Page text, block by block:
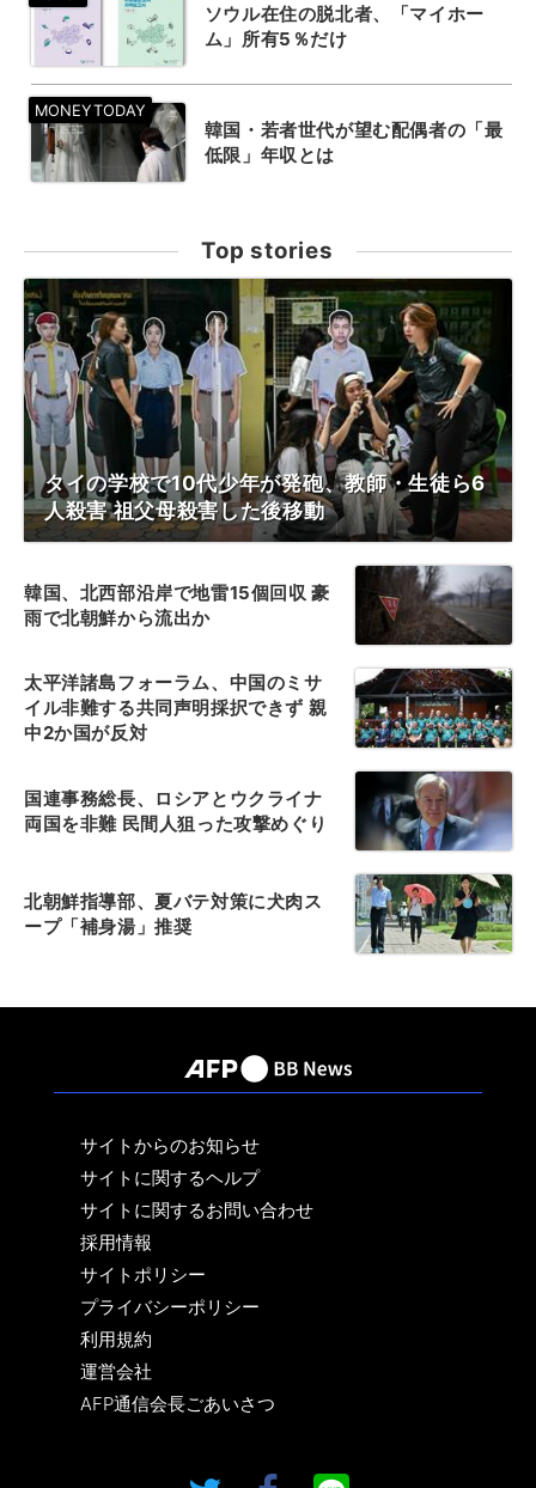
ソウル在住の脱北者、「マイホー
ム」所有5％だけ
韓国・若者世代が望む配偶者の「最
低限」年収とは
Top stories
タイの学校で10代少年が発砲、教師・生徒ら6
人殺害 祖父母殺害した後移動
韓国、北西部沿岸で地雷15個回収 豪
雨で北朝鮮から流出か
太平洋諸島フォーラム、中国のミサ
イル非難する共同声明採択できず 親
中2か国が反対
国連事務総長、ロシアとウクライナ
両国を非難 民間人狙った攻撃めぐり
北朝鮮指導部、夏バテ対策に犬肉ス
ープ「補身湯」推奨
サイトからのお知らせ
サイトに関するヘルプ
サイトに関するお問い合わせ
採用情報
サイトポリシー
プライバシーポリシー
利用規約
運営会社
AFP通信会長ごあいさつ